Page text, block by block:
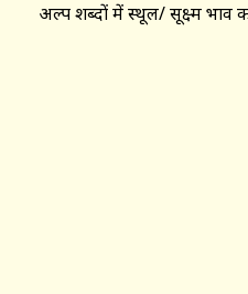
अल्प शब्दों में स्थूल/ सूक्ष्म भाव